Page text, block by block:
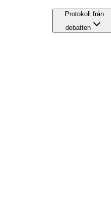
Protokoll från
debatten